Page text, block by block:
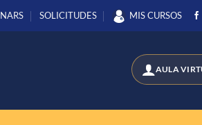
SOLICITUDES MIS CURSOS